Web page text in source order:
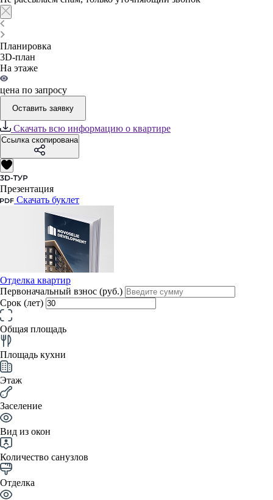
Планировка
3D-план
На этаже
цена по запросу
Оставить заявку
Скачать всю информацию о квартире
Ссылка скопирована
Презентация
Скачать буклет
Отделка квартир
Первоначальный взнос (руб.)
Срок (лет)
Общая площадь
Площадь кухни
Этаж
Заселение
Вид из окон
Количество санузлов
Отделка